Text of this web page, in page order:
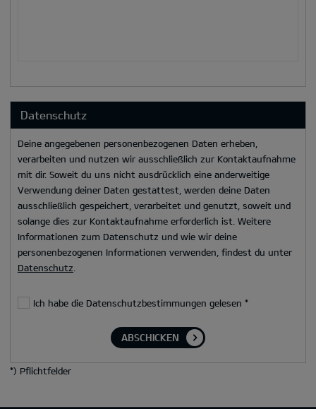
Datenschutz
Deine angegebenen personenbezogenen Daten erheben,
verarbeiten und nutzen wir ausschließlich zur Kontaktaufnahme
mit dir. Soweit du uns nicht ausdrücklich eine anderweitige
Verwendung deiner Daten gestattest, werden deine Daten
ausschließlich gespeichert, verarbeitet und genutzt, soweit und
solange dies zur Kontaktaufnahme erforderlich ist. Weitere
Informationen zum Datenschutz und wie wir deine
personenbezogenen Informationen verwenden, findest du unter
Datenschutz
Ich habe die Datenschutzbestimmungen gelesen *
ABSCHICKEN
*) Pflichtfelder